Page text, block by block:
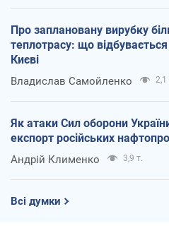
Про заплановану вирубку
теплотрасу: що
Києві
Владислав Самойленко 2,1
Як атаки Сил оборони
експорт російських
Андрій Клименко 3,9 т.
Всі думки